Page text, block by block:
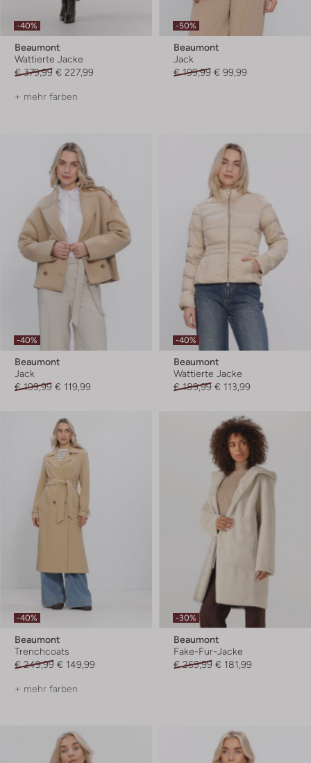
-40%
Beaumont
Wattierte Jacke
€ 379,99 € 227,99
+ mehr farben
-50%
Beaumont
Jack
€ 199,99 € 99,99
-40%
Beaumont
Jack
€ 199,99 € 119,99
-40%
Beaumont
Wattierte Jacke
€ 189,99 € 113,99
-40%
Beaumont
Trenchcoats
€ 249,99 € 149,99
+ mehr farben
-30%
Beaumont
Fake-Fur-Jacke
€ 259,99 € 181,99